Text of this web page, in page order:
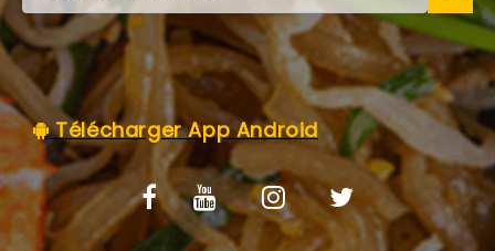
Télécharger App Android